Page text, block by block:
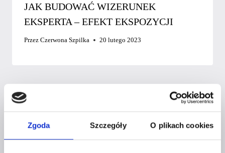
Zgoda Szczegóły O plikach cookies
JAK BUDOWAĆ WIZERUNEK
EKSPERTA – EFEKT EKSPOZYCJI
Przez Czerwona Szpilka 20 lutego 2023